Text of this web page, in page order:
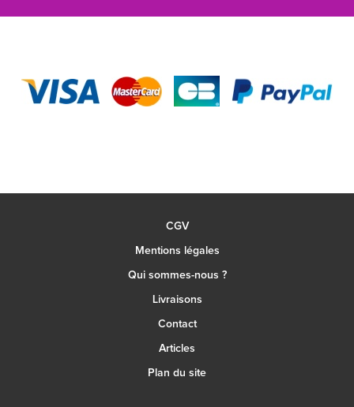
CGV
Mentions légales
Qui sommes-nous ?
Livraisons
Contact
Articles
Plan du site